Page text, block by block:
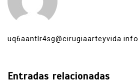
uq6aantlr4sg@cirugiaarteyvida.info
Entradas relacionadas